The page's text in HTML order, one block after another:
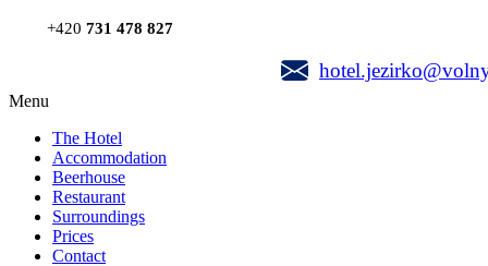
+420 731 478 827
Menu
The Hotel
Accommodation
Beerhouse
Restaurant
Surroundings
Prices
Contact